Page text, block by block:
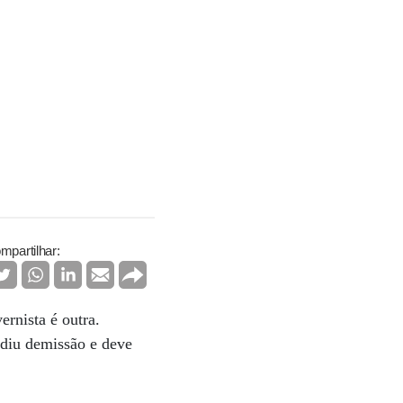
é outra.
demissão e deve